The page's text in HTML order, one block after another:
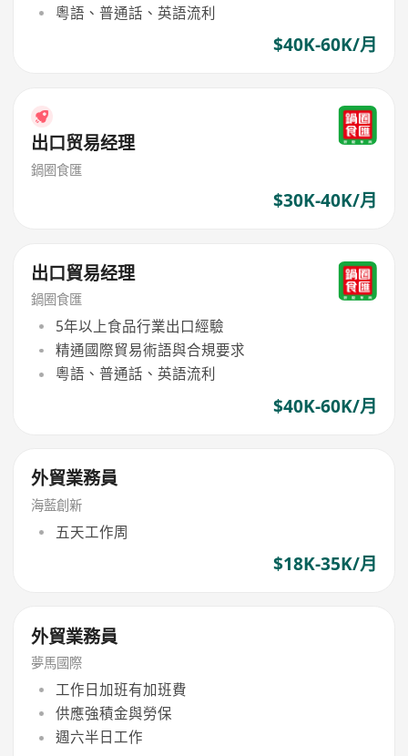
粵語、普通話、英語流利
$40K-60K/月
出口贸易经理
鍋圈食匯
$30K-40K/月
出口貿易经理
鍋圈食匯
5年以上食品行業出口經驗
精通國際貿易術語與合規要求
粵語、普通話、英語流利
$40K-60K/月
外貿業務員
海藍創新
五天工作周
$18K-35K/月
外貿業務員
夢馬國際
工作日加班有加班費
供應強積金與勞保
週六半日工作